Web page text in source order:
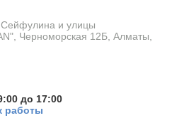
Сейфулина и улицы
Черноморская 12Б, Алматы,
до 17:00
работы